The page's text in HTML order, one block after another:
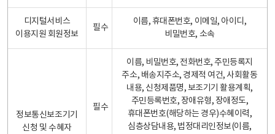
디지털서비스
이용지원 회원정보
필수
이름, 휴대폰번호, 이메일, 아이디,
비밀번호, 소속
정보통신보조기기
신청 및 수혜자
필수
이름, 비밀번호, 전화번호, 주민등록지
주소, 배송지주소, 경제적 여건, 사회활동
내용, 신청제품명, 보조기기 활용계획,
주민등록번호, 장애유형, 장애정도,
휴대폰번호(해당하는 경우)수혜이력,
심층상담내용, 법정대리인정보(이름,